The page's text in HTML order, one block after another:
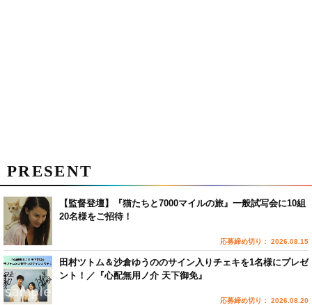
PRESENT
【監督登壇】『猫たちと7000マイルの旅』一般試写会に10組
20名様をご招待！
応募締め切り： 2026.08.15
田村ツトム＆沙倉ゆうののサイン入りチェキを1名様にプレゼ
ント！／『心配無用ノ介 天下御免』
応募締め切り： 2026.08.20